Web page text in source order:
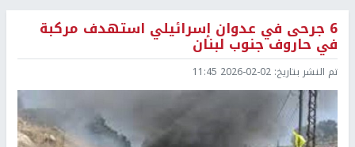
6 جرحى في عدوان إسرائيلي استهدف مركبة
في حاروف جنوب لبنان
تم النشر بتاريخ: 2026-02-02 11:45